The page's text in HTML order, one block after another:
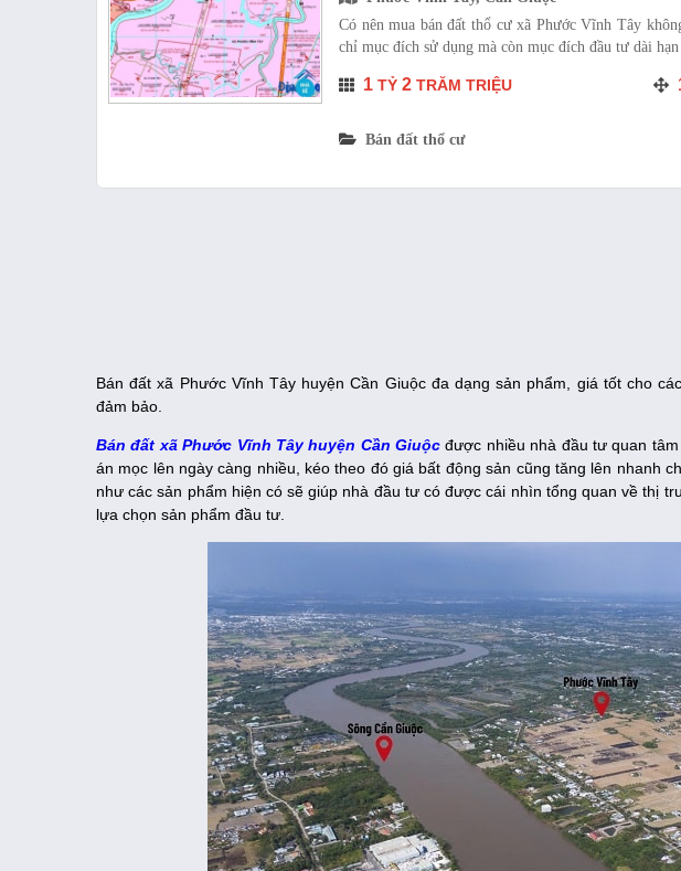
Có nên mua bán đất thổ cư xã Phước Vĩnh Tây
chỉ mục đích sử dụng mà còn mục đích đầu tư dài
1 TỶ 2 TRĂM TRIỆU
Bán đất thổ cư
Bán đất xã Phước Vĩnh Tây huyện Cần Giuộc đa dạng sản phẩm, giá tốt cho
đảm bảo.
Bán đất xã Phước Vĩnh Tây huyện Cần Giuộc được nhiều nhà đầu tư quan
án mọc lên ngày càng nhiều, kéo theo đó giá bất động sản cũng tăng lên nhanh
như các sản phẩm hiện có sẽ giúp nhà đầu tư có được cái nhìn tổng quan về thị
lựa chọn sản phẩm đầu tư.